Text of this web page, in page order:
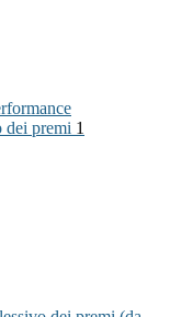
dei premi 1